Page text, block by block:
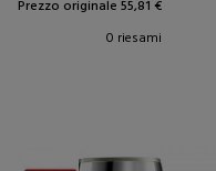
Prezzo originale 55,81 €
0 riesami